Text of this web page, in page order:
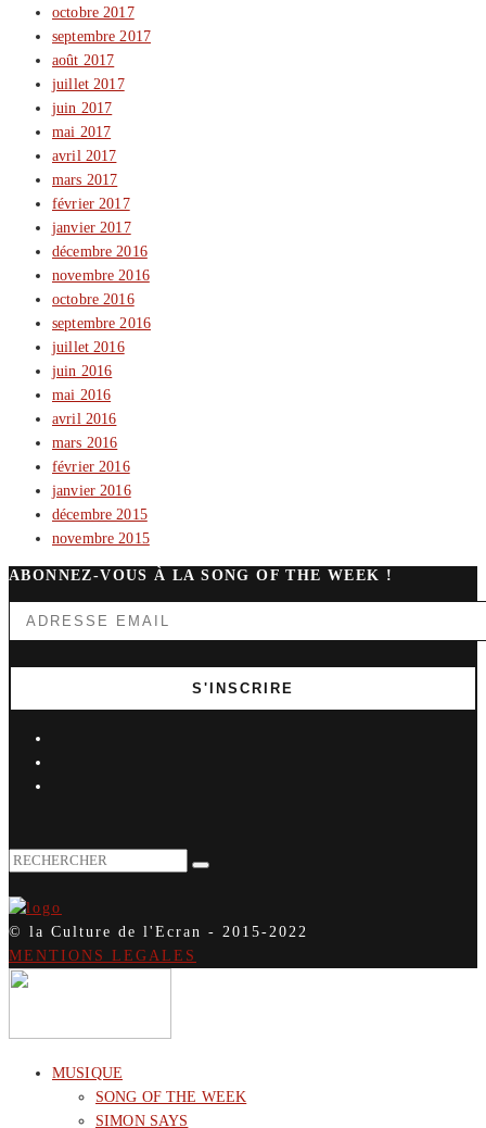
octobre 2017
septembre 2017
août 2017
juillet 2017
juin 2017
mai 2017
avril 2017
mars 2017
février 2017
janvier 2017
décembre 2016
novembre 2016
octobre 2016
septembre 2016
juillet 2016
juin 2016
mai 2016
avril 2016
mars 2016
février 2016
janvier 2016
décembre 2015
novembre 2015
ABONNEZ-VOUS À LA SONG OF THE WEEK !
© la Culture de l'Ecran - 2015-2022
MENTIONS LEGALES
MUSIQUE
SONG OF THE WEEK
SIMON SAYS